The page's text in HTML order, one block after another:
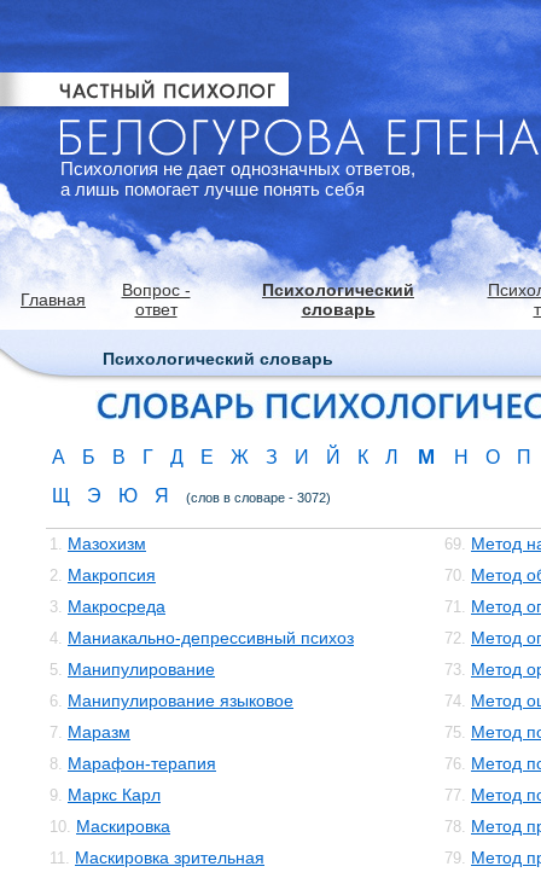
Психология не дает однозначных ответов,
а лишь помогает лучше понять себя
Главная
Вопрос -
ответ
Психологический
словарь
Психологический словарь
А Б В Г Д Е Ж З И Й К Л М Н О
П
Щ
Э Ю Я (слов в словаре - 3072)
1. Мазохизм
2. Макропсия
3. Макросреда
4. Маниакально-депрессивный психоз
5. Манипулирование
6. Манипулирование языковое
7. Маразм
8. Марафон-терапия
9. Маркс Карл
10. Маскировка
11. Маскировка зрительная
69. Метод
70. Метод
71. Метод
72. Метод
73. Метод
74. Метод
75. Метод
76. Метод
77. Метод
78. Метод
79. Метод